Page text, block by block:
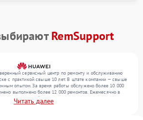
RemSupport
сервисный центр по ремонту и обслуживанию
с практикой свыше 10 лет. В штате компании — свыше
опытом. За время работы обслужено более 10 000
выполнено более 12 000 ремонтов. Ежемесячно в
более 300 устройств, включая , , . Мы устраняем поломки
стабильный уровень сервиса благодаря опыту
Читать далее